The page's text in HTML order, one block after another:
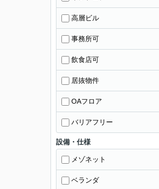
高層ビル
事務所可
飲食店可
居抜物件
OAフロア
バリアフリー
設備・仕様
メゾネット
ベランダ